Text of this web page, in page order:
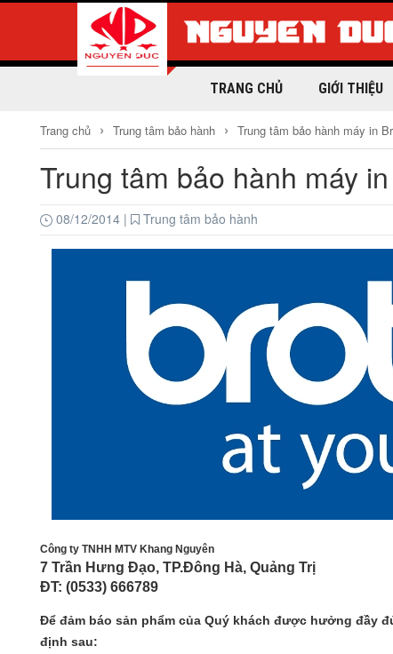
TRANG CHỦ GIỚI THIỆU
Trang chủ › Trung tâm bảo hành › Trung tâm bảo hành máy in
Trung tâm bảo hành máy
08/12/2014 | Trung tâm bảo hành
Công ty TNHH MTV Khang Nguyên
7 Trần Hưng Đạo, TP.Đông Hà, Quảng Trị
ĐT: (0533) 666789
Để đảm báo sản phẩm của Quý khách được hưởng đầy
định sau: